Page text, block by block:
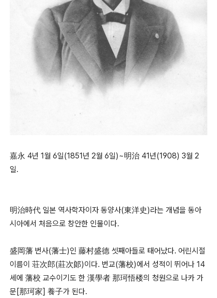
嘉永 4년 1월 6일(1851년 2월 6일)~明治 41년(1908) 3월 2
일.
明治時代 일본 역사학자이자 동양사(東洋史)라는 개념을 동아
시아에서 처음으로 창안한 인물이다.
盛岡藩 번사(藩士)인 藤村盛德 셋째아들로 태어났다. 어린시절
이름이 荘次郎(莊次郞)이다. 번교(藩校)에서 성적이 뛰어나 14
세에 藩校 교수이기도 한 漢學者 那珂悟楼의 청원으로 나카 가
문[那珂家] 養子가 된다.